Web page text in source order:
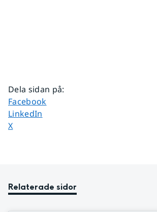
Dela sidan på:
Dela sidan på
Facebook
Dela sidan på
LinkedIn
Dela sidan på
X
Relaterade sidor